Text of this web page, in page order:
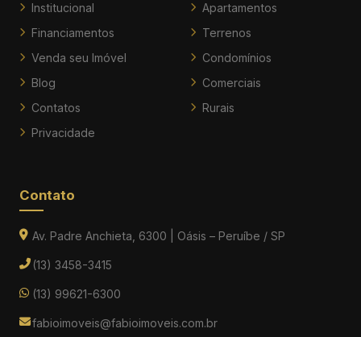
Institucional
Financiamentos
Venda seu Imóvel
Blog
Contatos
Privacidade
Apartamentos
Terrenos
Condomínios
Comerciais
Rurais
Contato
Av. Padre Anchieta, 6300 | Oásis – Peruíbe / SP
(13) 3458-3415
(13) 99621-6300
fabioimoveis@fabioimoveis.com.br